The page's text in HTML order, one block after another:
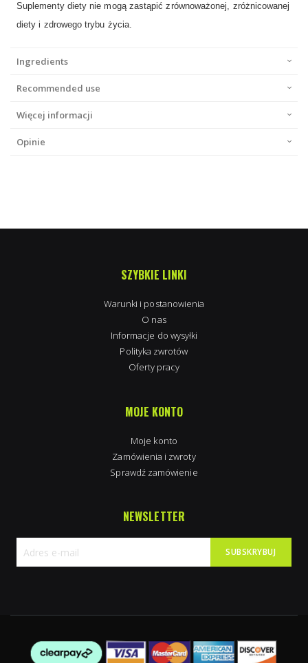
Suplementy diety nie mogą zastąpić zrównoważonej, zróżnicowanej
diety i zdrowego trybu życia.
Ingredients
Recommended use
Więcej informacji
Opinie
SZYBKIE LINKI
Warunki i postanowienia
O nas
Informacje do wysyłki
Polityka zwrotów
Oferty pracy
MOJE KONTO
Moje konto
Zamówienia i zwroty
Sprawdź zamówienie
NEWSLETTER
SUBSKRYBUJ